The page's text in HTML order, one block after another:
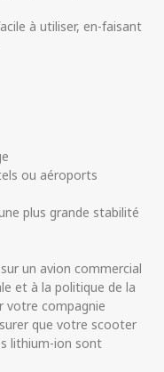
à utiliser, en-faisant
ou aéroports
plus grande stabilité
un avion commercial
et à la politique de la
votre compagnie
que votre scooter
lithium-ion sont